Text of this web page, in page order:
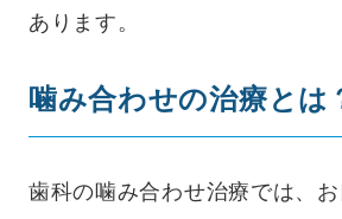
あります。
噛み合わせの治療とは
歯科の噛み合わせ治療では、